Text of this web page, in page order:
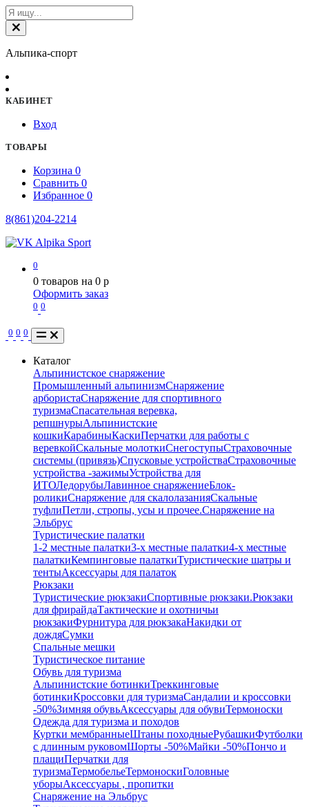
Альпика-спорт
КАБИНЕТ
Вход
ТОВАРЫ
Корзина 0
Сравнить 0
Избранное 0
8(861)204-2214
0
0 товаров на 0 p
Оформить заказ
0 0
0 0 0
Каталог
Альпинистское снаряжение
Промышленный альпинизмСнаряжение
арбористаСнаряжение для спортивного
туризмаСпасательная веревка,
репшнурыАльпинистские
кошкиКарабиныКаскиПерчатки для работы с
веревкойСкальные молоткиСнегоступыСтраховочные
системы (привязь)Спусковые устройстваСтраховочные
устройства -зажимыУстройства для
ИТОЛедорубыЛавинное снаряжениеБлок-
роликиСнаряжение для скалолазанияСкальные
туфлиПетли, стропы, усы и прочее.Снаряжение на
Эльбрус
Туристические палатки
1-2 местные палатки3-х местные палатки4-х местные
палаткиКемпинговые палаткиТуристические шатры и
тентыАксессуары для палаток
Рюкзаки
Туристические рюкзакиСпортивные рюкзаки.Рюкзаки
для фрирайдаТактические и охотничьи
рюкзакиФурнитура для рюкзакаНакидки от
дождяСумки
Спальные мешки
Туристическое питание
Обувь для туризма
Альпинистские ботинкиТреккинговые
ботинкиКроссовки для туризмаСандалии и кроссовки
-50%Зимняя обувьАксессуары для обувиТермоноски
Одежда для туризма и походов
Куртки мембранныеШтаны походныеРубашкиФутболки
с длинным руковомШорты -50%Майки -50%Пончо и
плащиПерчатки для
туризмаТермобельеТермоноскиГоловные
уборыАксессуары , пропитки
Снаряжение на Эльбрус